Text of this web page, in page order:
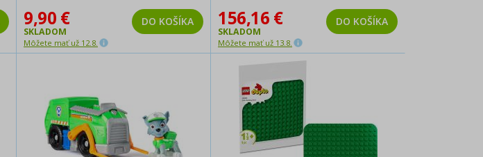
9,90 €
SKLADOM
Môžete mať už 12.8.
DO KOŠÍKA 156,16 €
SKLADOM
Môžete mať už 13.8.
DO KOŠÍKA